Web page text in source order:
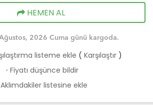
HEMEN AL
2026 Cuma günü kargoda.
listeme ekle ( Karşılaştır )
· Fiyatı düşünce bildir
Aklımdakiler listesine ekle